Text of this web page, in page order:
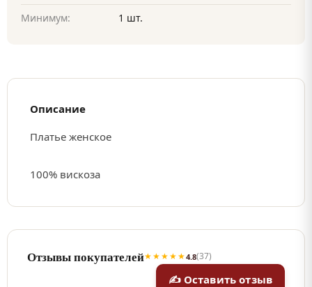
Минимум:
1 шт.
Описание
Платье женское
100% вискоза
Отзывы покупателей★★★★★4.8(37)
✍ Оставить отзыв